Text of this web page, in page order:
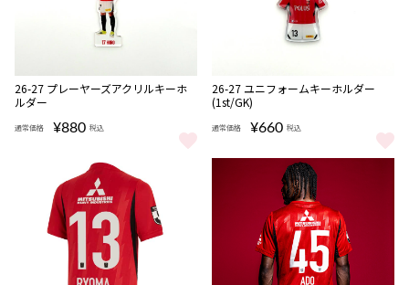
26-27 プレーヤーズアクリルキーホ
ルダー
通常価格 ¥880 税込
26-27 プレーヤーズアクリルキーホルダー をもっと見る
26-27 ユニフォームキーホルダー
(1st/GK)
通常価格 ¥660 税込
26-27 ユニフォームキーホルダ